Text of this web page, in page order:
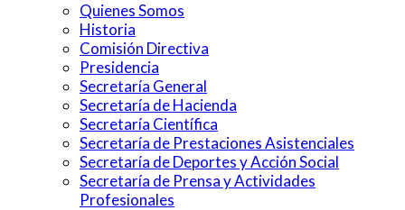
Quienes Somos
Historia
Comisión Directiva
Presidencia
Secretaría General
Secretaría de Hacienda
Secretaría Científica
Secretaría de Prestaciones Asistenciales
Secretaría de Deportes y Acción Social
Secretaría de Prensa y Actividades
Profesionales